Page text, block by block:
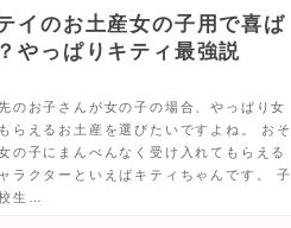
イのお土産女の子用で喜ば
やっぱりキティ最強説
のお子さんが女の子の場合、やっぱり女
らえるお土産を選びたいですよね。 おそ
の子にまんべんなく受け入れてもらえる
ラクターといえばキティちゃんです。 子
生…